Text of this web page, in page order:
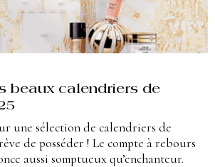
beaux calendriers de
une sélection de calendriers de
de posséder ! Le compte à rebours
aussi somptueux qu’enchanteur.